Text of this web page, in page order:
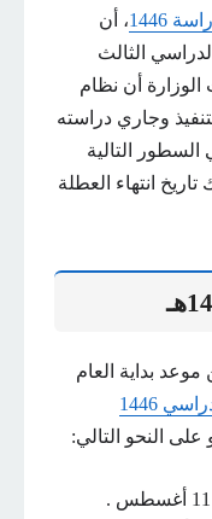
1446
، أن
الثالث
أن نظام
وجاري دراسته
التالية
انتهاء العطلة
موعد بداية العام
1446